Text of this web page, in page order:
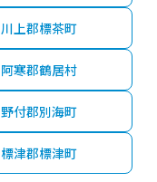
川上郡標茶町
阿寒郡鶴居村
野付郡別海町
標津郡標津町